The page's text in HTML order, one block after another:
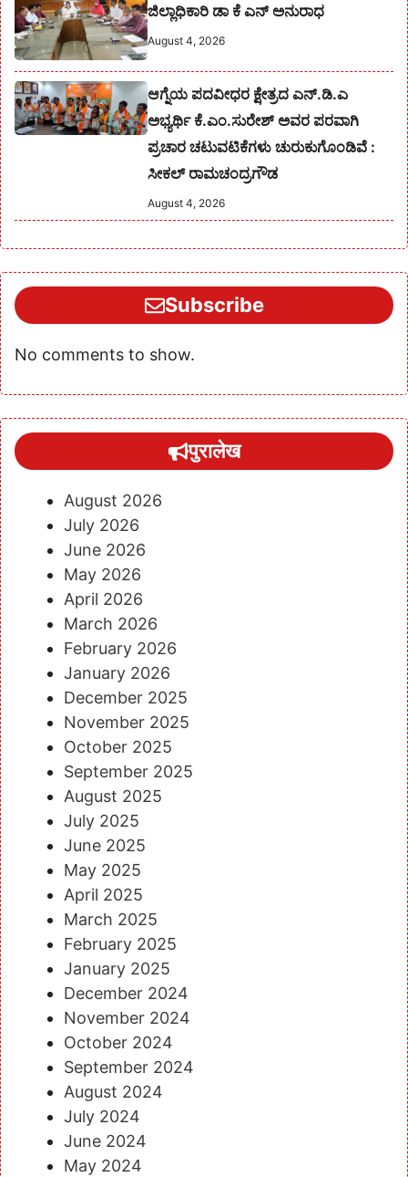
ಜಿಲ್ಲಾಧಿಕಾರಿ ಡಾ ಕೆ ಎನ್ ಅನುರಾಧ
August 4, 2026
ಆಗ್ನೆಯ ಪದವೀಧರ ಕ್ಷೇತ್ರದ ಎನ್.ಡಿ.ಎ
ಅಭ್ಯರ್ಥಿ ಕೆ.ಎಂ.ಸುರೇಶ್‌ ಅವರ ಪರವಾಗಿ
ಪ್ರಚಾರ ಚಟುವಟಿಕೆಗಳು ಚುರುಕುಗೊಂಡಿವೆ :
ಸೀಕಲ್ ರಾಮಚಂದ್ರಗೌಡ
August 4, 2026
Subscribe
No comments to show.
पुरालेख
August 2026
July 2026
June 2026
May 2026
April 2026
March 2026
February 2026
January 2026
December 2025
November 2025
October 2025
September 2025
August 2025
July 2025
June 2025
May 2025
April 2025
March 2025
February 2025
January 2025
December 2024
November 2024
October 2024
September 2024
August 2024
July 2024
June 2024
May 2024